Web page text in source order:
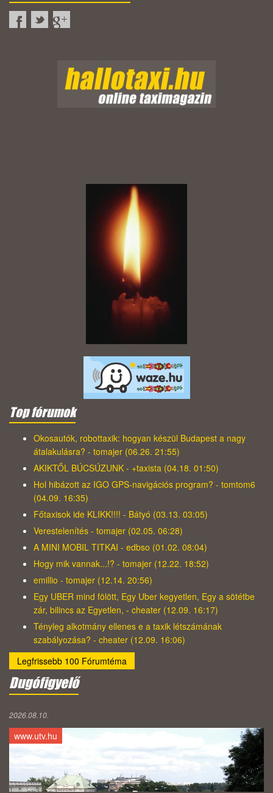
Top fórumok
Okosautók, robottaxik: hogyan készül Budapest a nagy
átalakulásra? - tomajer (06.26. 21:55)
AKIKTŐL BÚCSÚZUNK - +taxista (04.18. 01:50)
Hol hibázott az IGO GPS-navigációs program? - tomtom6
(04.09. 16:35)
Főtaxisok ide KLIKK!!!! - Bátyó (03.13. 03:05)
Verestelenítés - tomajer (02.05. 06:28)
A MINI MOBIL TITKAI - edbso (01.02. 08:04)
Hogy mik vannak...!? - tomajer (12.22. 18:52)
emillio - tomajer (12.14. 20:56)
Egy UBER mind fölött, Egy Uber kegyetlen, Egy a sötétbe
zár, bilincs az Egyetlen, - cheater (12.09. 16:17)
Tényleg alkotmány ellenes e a taxik létszámának
szabályozása? - cheater (12.09. 16:06)
Legfrissebb 100 Fórumtéma
Dugófigyelő
2026.08.10.
www.utv.hu